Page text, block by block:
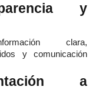
y
clara,
y comunicación
a